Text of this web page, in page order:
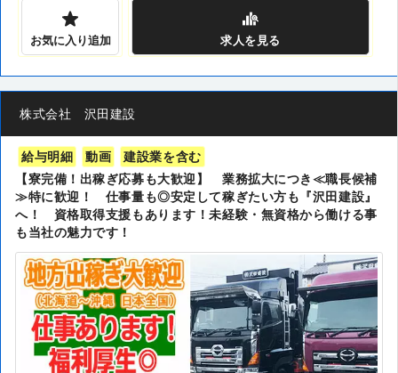
お気に入り追加 求人を見る
株式会社 沢田建設
給与明細 動画
建設業を含む
【寮完備！出稼ぎ応募も大歓迎】 業務拡大につき≪職長候補
≫特に歓迎！ 仕事量も◎安定して稼ぎたい方も『沢田建設』
へ！ 資格取得支援もあります！未経験・無資格から働ける事
も当社の魅力です！